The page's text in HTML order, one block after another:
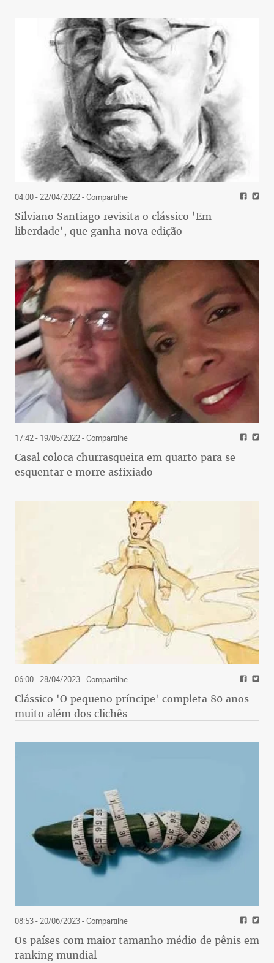
04:00 - 22/04/2022- Compartilhe
Silviano Santiago revisita o clássico 'Em
liberdade', que ganha nova edição
17:42 - 19/05/2022- Compartilhe
Casal coloca churrasqueira em quarto para se
esquentar e morre asfixiado
06:00 - 28/04/2023- Compartilhe
Clássico 'O pequeno príncipe' completa 80 anos
muito além dos clichês
08:53 - 20/06/2023- Compartilhe
Os países com maior tamanho médio de pênis em
ranking mundial